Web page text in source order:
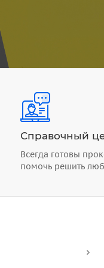
Справочный
Всегда готовы
помочь решить